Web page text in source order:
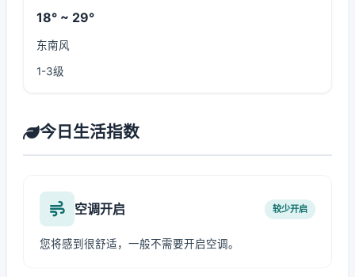
18° ~ 29°
东南风
1-3级
今日生活指数
空调开启 较少开启
您将感到很舒适，一般不需要开启空调。